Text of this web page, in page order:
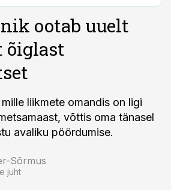
ootab uuelt
õiglast
liikmete omandis on ligi
võttis oma tänasel
avaliku pöördumise.
Sõrmus
juht